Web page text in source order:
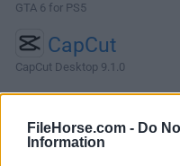
FileHorse.com - Do
Information
GTA 6 for PS5
CapCut
CapCut Desktop 9.1.0
Acerca de DriversCloud